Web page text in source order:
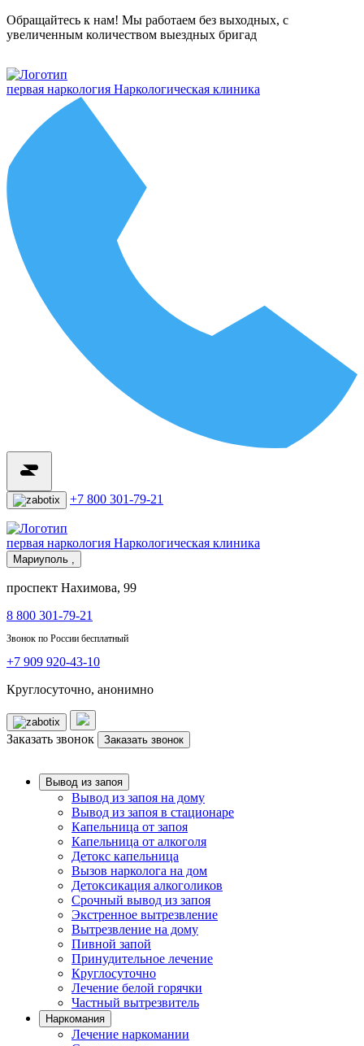
Обращайтесь к нам! Мы работаем без выходных, с
увеличенным количеством выездных бригад
первая наркология Наркологическая клиника
+7 800 301-79-21
первая наркология Наркологическая клиника
Мариуполь ,
проспект Нахимова, 99
8 800 301-79-21
Звонок по России бесплатный
+7 909 920-43-10
Круглосуточно, анонимно
Заказать звонок Заказать звонок
Вывод из запоя
Вывод из запоя на дому
Вывод из запоя в стационаре
Капельница от запоя
Капельница от алкоголя
Детокс капельница
Вызов нарколога на дом
Детоксикация алкоголиков
Срочный вывод из запоя
Экстренное вытрезвление
Вытрезвление на дому
Пивной запой
Принудительное лечение
Круглосуточно
Лечение белой горячки
Частный вытрезвитель
Наркомания
Лечение наркомании